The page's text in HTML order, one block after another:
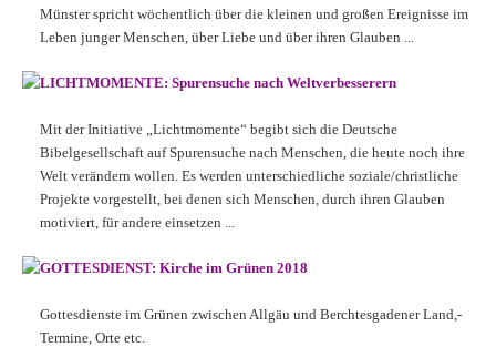
Münster spricht wöchentlich über die kleinen und großen Ereignisse im
Leben junger Menschen, über Liebe und über ihren Glauben ...
LICHTMOMENTE: Spurensuche nach Weltverbesserern
Mit der Initiative „Lichtmomente“ begibt sich die Deutsche
Bibelgesellschaft auf Spurensuche nach Menschen, die heute noch ihre
Welt verändern wollen. Es werden unterschiedliche soziale/christliche
Projekte vorgestellt, bei denen sich Menschen, durch ihren Glauben
motiviert, für andere einsetzen ...
GOTTESDIENST: Kirche im Grünen 2018
Gottesdienste im Grünen zwischen Allgäu und Berchtesgadener Land,-
Termine, Orte etc.